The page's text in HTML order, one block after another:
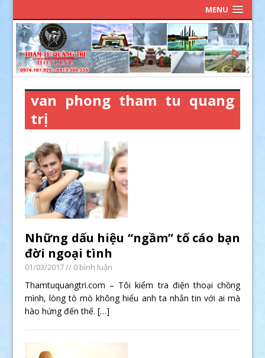
MENU
van phong tham tu quang
trị
Những dấu hiệu “ngầm” tố cáo bạn
đời ngoại tình
01/03/2017// 0 bình luận
Thamtuquangtri.com – Tôi kiểm tra điện thoại chồng
mình, lòng tò mò không hiểu anh ta nhắn tin với ai mà
hào hứng đến thế.[…]